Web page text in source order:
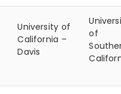
University of
California –
Davis
of